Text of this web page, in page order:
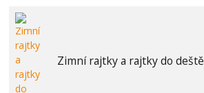
Zimní rajtky a rajtky do deště